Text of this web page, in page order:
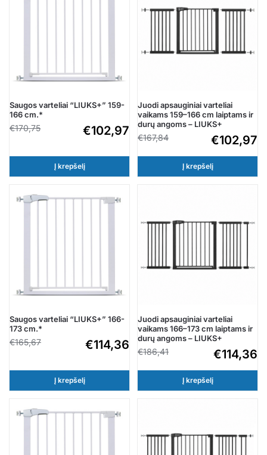
Saugos varteliai “LIUKS+” 159-
166 cm.*
€170,75 €102,97
Į krepšelį
Juodi apsauginiai varteliai
vaikams 159–166 cm laiptams ir
durų angoms – LIUKS+
€167,84 €102,97
Į krepšelį
Saugos varteliai “LIUKS+” 166-
173 cm.*
€165,67 €114,36
Į krepšelį
Juodi apsauginiai varteliai
vaikams 166–173 cm laiptams ir
durų angoms – LIUKS+
€186,41 €114,36
Į krepšelį